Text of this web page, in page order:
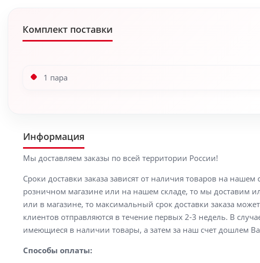
Комплект поставки
1 пара
Информация
Мы доставляем заказы по всей территории России!
Сроки доставки заказа зависят от наличия товаров на
розничном магазине или на нашем складе, то мы доставим
или в магазине, то максимальный срок доставки заказа
клиентов отправляются в течение первых 2-3 недель. В
имеющиеся в наличии товары, а затем за наш счет дошлем
Способы оплаты: